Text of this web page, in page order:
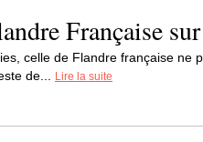
Française
celle de Flandre française ne
de...
Lire la suite